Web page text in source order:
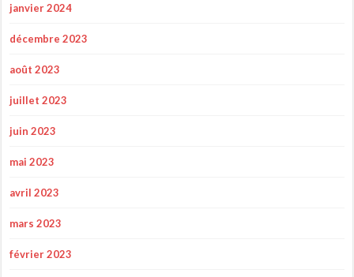
janvier 2024
décembre 2023
août 2023
juillet 2023
juin 2023
mai 2023
avril 2023
mars 2023
février 2023